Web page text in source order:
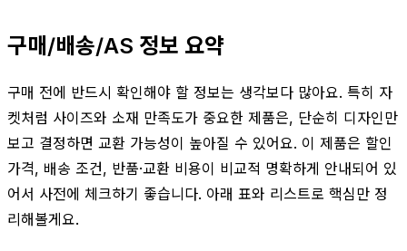
구매/배송/AS 정보 요약
구매 전에 반드시 확인해야 할 정보는 생각보다 많아요. 특히 자
켓처럼 사이즈와 소재 만족도가 중요한 제품은, 단순히 디자인만
보고 결정하면 교환 가능성이 높아질 수 있어요. 이 제품은 할인
가격, 배송 조건, 반품·교환 비용이 비교적 명확하게 안내되어 있
어서 사전에 체크하기 좋습니다. 아래 표와 리스트로 핵심만 정
리해볼게요.